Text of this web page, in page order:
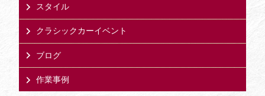
スタイル
クラシックカーイベント
ブログ
作業事例